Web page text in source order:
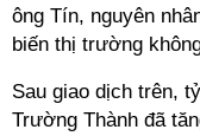
ông Tín, nguyên
biến thị trường
Sau giao dịch trên,
Trường Thành đã